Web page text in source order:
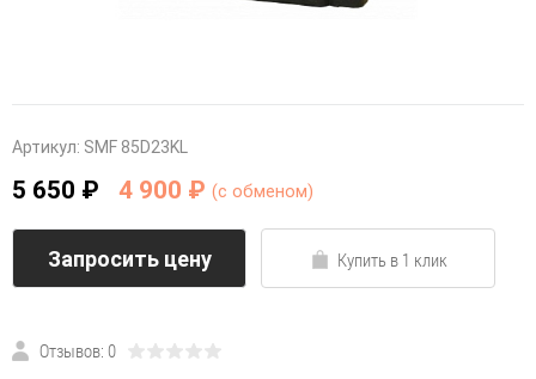
Артикул: SMF 85D23KL
5 650 ₽ 4 900 ₽ (c обменом)
Запросить цену Купить в 1 клик
Отзывов: 0